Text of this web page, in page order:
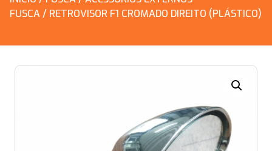
FUSCA/ RETROVISOR F1 CROMADO DIREITO (PLÁSTICO)